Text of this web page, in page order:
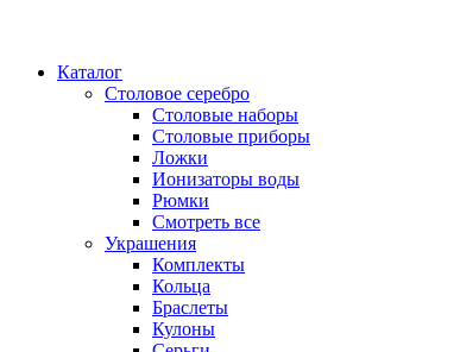
Каталог
Столовое серебро
Столовые наборы
Столовые приборы
Ложки
Ионизаторы воды
Рюмки
Смотреть все
Украшения
Комплекты
Кольца
Браслеты
Кулоны